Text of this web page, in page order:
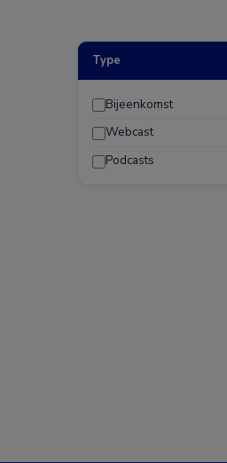
Type
Bijeenkomst
Webcast
Podcasts